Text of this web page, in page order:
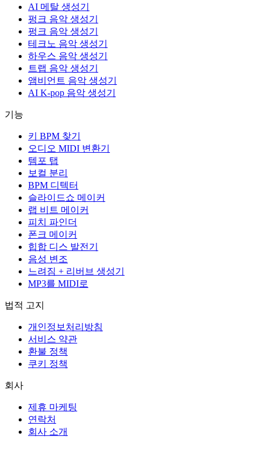
AI 메탈 생성기
펑크 음악 생성기
펑크 음악 생성기
테크노 음악 생성기
하우스 음악 생성기
트랩 음악 생성기
앰비언트 음악 생성기
AI K-pop 음악 생성기
기능
키 BPM 찾기
오디오 MIDI 변환기
템포 탭
보컬 분리
BPM 디텍터
슬라이드쇼 메이커
랩 비트 메이커
피치 파인더
폰크 메이커
힙합 디스 발전기
음성 변조
느려짐 + 리버브 생성기
MP3를 MIDI로
법적 고지
개인정보처리방침
서비스 약관
환불 정책
쿠키 정책
회사
제휴 마케팅
연락처
회사 소개